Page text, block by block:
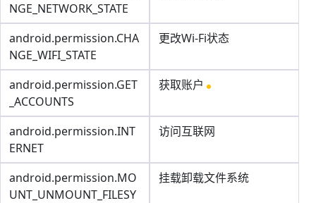
NGE_NETWORK_STATE
android.permission.CHA
NGE_WIFI_STATE
更改Wi-Fi状态
android.permission.GET
_ACCOUNTS
获取账户
android.permission.INT
ERNET
访问互联网
android.permission.MO
UNT_UNMOUNT_FILESY
挂载卸载文件系统